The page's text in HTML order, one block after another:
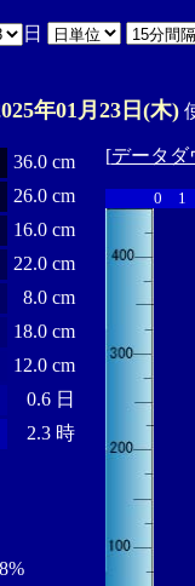
日
年01月23日(木)
36.0 cm
26.0 cm
16.0 cm
22.0 cm
8.0 cm
18.0 cm
12.0 cm
0.6 日
2.3 時
[データダ
0 1